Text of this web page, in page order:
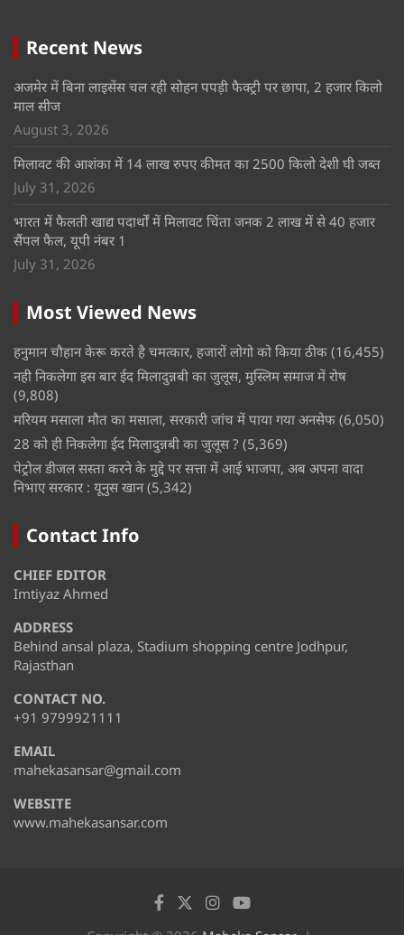
Recent News
अजमेर में बिना लाइसेंस चल रही सोहन पपड़ी फैक्ट्री पर छापा, 2 हजार किलो
माल सीज
August 3, 2026
मिलावट की आशंका में 14 लाख रुपए कीमत का 2500 किलो देशी घी जब्त
July 31, 2026
भारत में फैलती खाद्य पदार्थों में मिलावट चिंता जनक 2 लाख में से 40 हजार
सैंपल फैल, यूपी नंबर 1
July 31, 2026
Most Viewed News
हनुमान चौहान केरू करते है चमत्कार, हजारों लोगो को किया ठीक (16,455)
नही निकलेगा इस बार ईद मिलादुन्नबी का जुलूस, मुस्लिम समाज में रोष
(9,808)
मरियम मसाला मौत का मसाला, सरकारी जांच में पाया गया अनसेफ (6,050)
28 को ही निकलेगा ईद मिलादुन्नबी का जुलूस ? (5,369)
पेट्रोल डीजल सस्ता करने के मुद्दे पर सत्ता में आई भाजपा, अब अपना वादा
निभाए सरकार : यूनुस खान (5,342)
Contact Info
CHIEF EDITOR
Imtiyaz Ahmed
ADDRESS
Behind ansal plaza, Stadium shopping centre Jodhpur,
Rajasthan
CONTACT NO.
+91 9799921111
EMAIL
mahekasansar@gmail.com
WEBSITE
www.mahekasansar.com